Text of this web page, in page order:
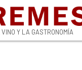
Y LA GASTRONOMÍA